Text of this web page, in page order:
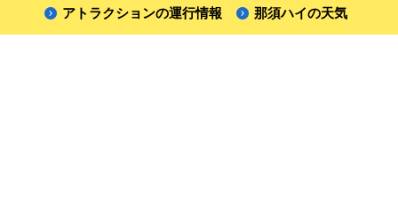
アトラクションの運行情報 那須ハイの天気